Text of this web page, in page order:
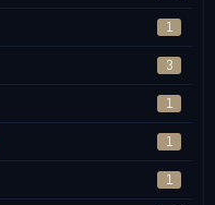
1
3
1
1
1